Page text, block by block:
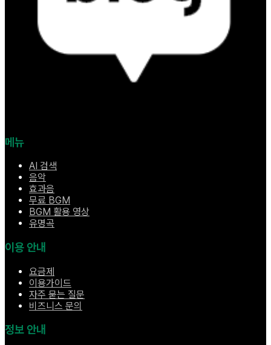
메뉴
AI 검색
음악
효과음
무료 BGM
BGM 활용 영상
유명곡
이용 안내
요금제
이용가이드
자주 묻는 질문
비즈니스 문의
정보 안내